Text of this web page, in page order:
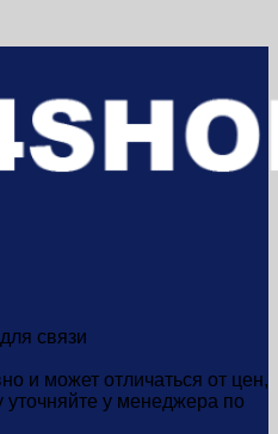
связи
и может отличаться от цен,
у менеджера по